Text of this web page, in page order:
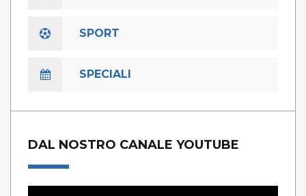
SPORT
SPECIALI
DAL NOSTRO CANALE YOUTUBE